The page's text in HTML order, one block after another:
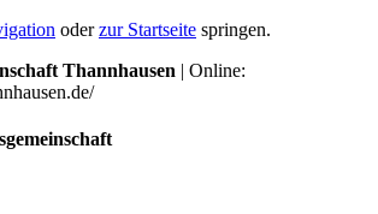
oderzur Startseite springen.
Thannhausen | Online: